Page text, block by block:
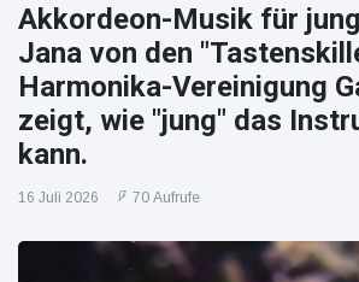
Akkordeon-Musik für
Jana von den
Harmonika-Vereinigung
zeigt, wie "jung" das
kann.
16 Juli 2026 70 Aufrufe